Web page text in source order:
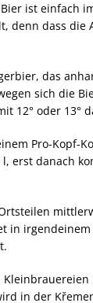
ist einfach
denn dass
das
sich die
12° oder 13°
Pro-Kopf-
erst danach
in
in der